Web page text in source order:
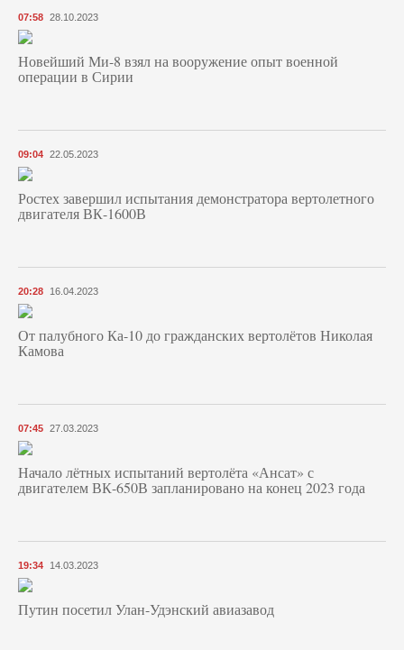
07:58 28.10.2023
Новейший Ми-8 взял на вооружение опыт военной
операции в Сирии
09:04 22.05.2023
Ростех завершил испытания демонстратора вертолетного
двигателя ВК-1600В
20:28 16.04.2023
От палубного Ка-10 до гражданских вертолётов Николая
Камова
07:45 27.03.2023
Начало лётных испытаний вертолёта «Ансат» с
двигателем ВК-650В запланировано на конец 2023 года
19:34 14.03.2023
Путин посетил Улан-Удэнский авиазавод